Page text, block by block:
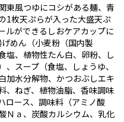
東風つゆにコシがある麺、青
1枚天ぷらが入った大盛天ぷ
ルができるしおケアカップに
めん（小麦粉（国内製
塩、植物性たん白、卵粉、し
スープ（食塩、しょうゆ、
加水分解物、かつおぶしエキ
、ねぎ、植物油脂、香味調味
ロース、調味料（アミノ酸
Ｎａ、炭酸カルシウム、乳化